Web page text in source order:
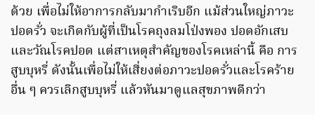
ด้วย เพื่อไม่ให้อาการกลับมากำเริบอีก แม้ส่วนใหญ่ภาวะ
ปอดรั่ว จะเกิดกับผู้ที่เป็นโรคถุงลมโป่งพอง ปอดอักเสบ
และวัณโรคปอด แต่สาเหตุสำคัญของโรคเหล่านี้ คือ การ
สูบบุหรี่ ดังนั้นเพื่อไม่ให้เสี่ยงต่อภาวะปอดรั่วและโรคร้าย
อื่น ๆ ควรเลิกสูบบุหรี่ แล้วหันมาดูแลสุขภาพดีกว่า